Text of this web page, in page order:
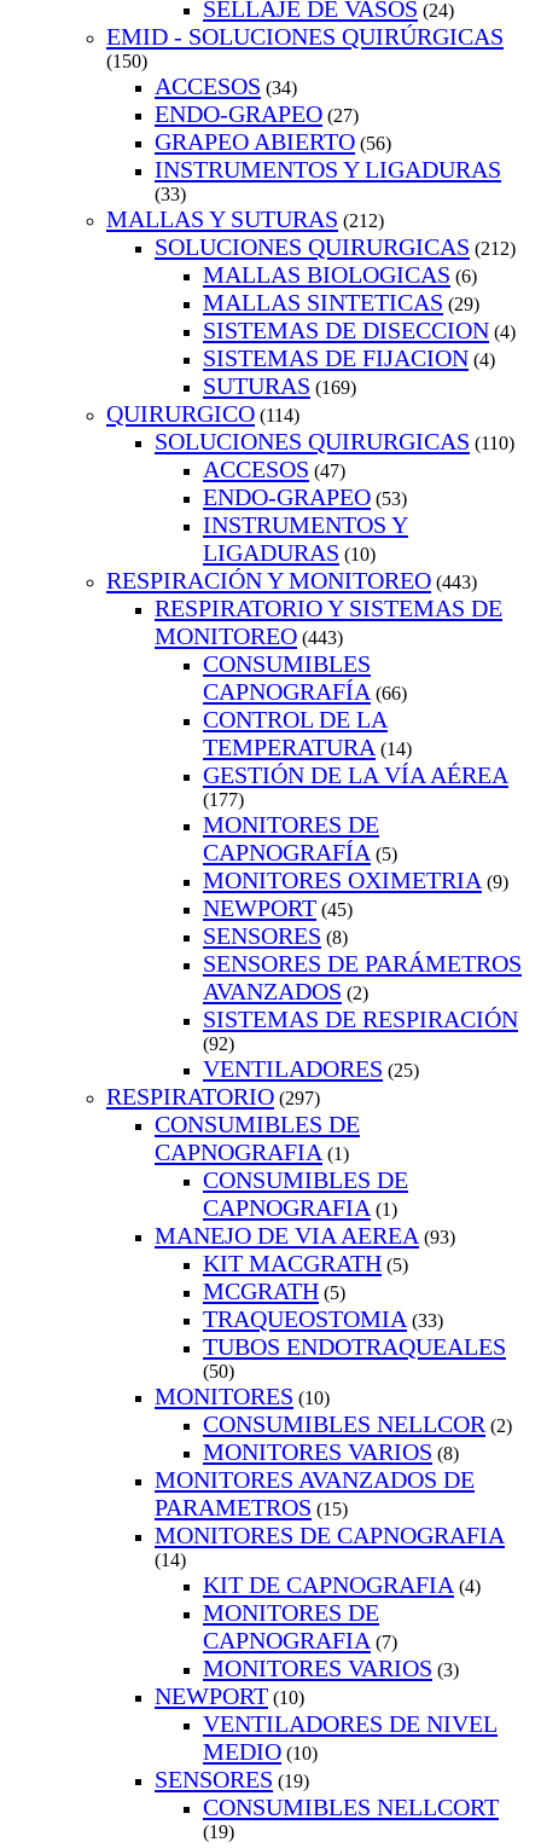
SELLAJE DE VASOS (24)
EMID - SOLUCIONES QUIRÚRGICAS
(150)
ACCESOS (34)
ENDO-GRAPEO (27)
GRAPEO ABIERTO (56)
INSTRUMENTOS Y LIGADURAS
(33)
MALLAS Y SUTURAS (212)
SOLUCIONES QUIRURGICAS (212)
MALLAS BIOLOGICAS (6)
MALLAS SINTETICAS (29)
SISTEMAS DE DISECCION (4)
SISTEMAS DE FIJACION (4)
SUTURAS (169)
QUIRURGICO (114)
SOLUCIONES QUIRURGICAS (110)
ACCESOS (47)
ENDO-GRAPEO (53)
INSTRUMENTOS Y
LIGADURAS (10)
RESPIRACIÓN Y MONITOREO (443)
RESPIRATORIO Y SISTEMAS DE
MONITOREO (443)
CONSUMIBLES
CAPNOGRAFÍA (66)
CONTROL DE LA
TEMPERATURA (14)
GESTIÓN DE LA VÍA AÉREA
(177)
MONITORES DE
CAPNOGRAFÍA (5)
MONITORES OXIMETRIA (9)
NEWPORT (45)
SENSORES (8)
SENSORES DE PARÁMETROS
AVANZADOS (2)
SISTEMAS DE RESPIRACIÓN
(92)
VENTILADORES (25)
RESPIRATORIO (297)
CONSUMIBLES DE
CAPNOGRAFIA (1)
CONSUMIBLES DE
CAPNOGRAFIA (1)
MANEJO DE VIA AEREA (93)
KIT MACGRATH (5)
MCGRATH (5)
TRAQUEOSTOMIA (33)
TUBOS ENDOTRAQUEALES
(50)
MONITORES (10)
CONSUMIBLES NELLCOR (2)
MONITORES VARIOS (8)
MONITORES AVANZADOS DE
PARAMETROS (15)
MONITORES DE CAPNOGRAFIA
(14)
KIT DE CAPNOGRAFIA (4)
MONITORES DE
CAPNOGRAFIA (7)
MONITORES VARIOS (3)
NEWPORT (10)
VENTILADORES DE NIVEL
MEDIO (10)
SENSORES (19)
CONSUMIBLES NELLCORT
(19)